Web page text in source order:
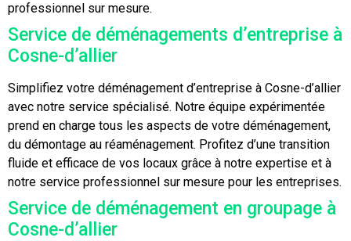
professionnel sur mesure.
Service de déménagements d’entreprise à
Cosne-d’allier
Simplifiez votre déménagement d’entreprise à Cosne-d’allier
avec notre service spécialisé. Notre équipe expérimentée
prend en charge tous les aspects de votre déménagement,
du démontage au réaménagement. Profitez d’une transition
fluide et efficace de vos locaux grâce à notre expertise et à
notre service professionnel sur mesure pour les entreprises.
Service de déménagement en groupage à
Cosne-d’allier